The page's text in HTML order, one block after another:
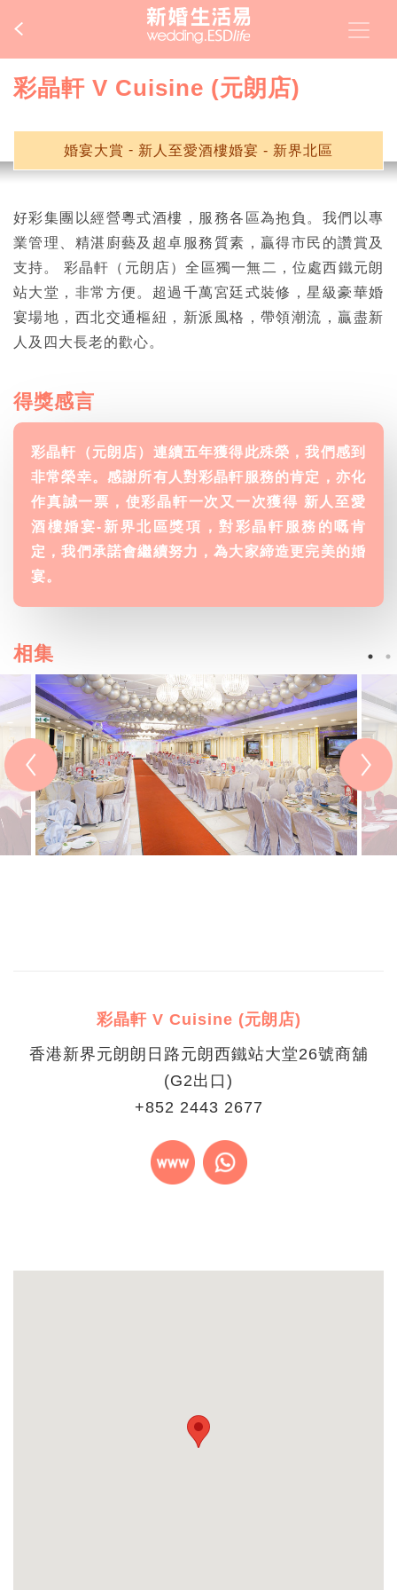
彩晶軒 V Cuisine (元朗店)
婚宴大賞 - 新人至愛酒樓婚宴 - 新界北區
好彩集團以經營粵式酒樓，服務各區為抱負。我們以專
業管理、精湛廚藝及超卓服務質素，贏得市民的讚賞及
支持。 彩晶軒（元朗店）全區獨一無二，位處西鐵元朗
站大堂，非常方便。超過千萬宮廷式裝修，星級豪華婚
宴場地，西北交通樞紐，新派風格，帶領潮流，贏盡新
人及四大長老的歡心。
得獎感言
彩晶軒（元朗店）連續五年獲得此殊榮，我們感到
非常榮幸。感謝所有人對彩晶軒服務的肯定，亦化
作真誠一票，使彩晶軒一次又一次獲得 新人至愛
酒樓婚宴-新界北區獎項，對彩晶軒服務的嘅肯
定，我們承諾會繼續努力，為大家締造更完美的婚
宴。
相集
彩晶軒 V Cuisine (元朗店)
香港新界元朗朗日路元朗西鐵站大堂26號商舖
(G2出口)
+852 2443 2677